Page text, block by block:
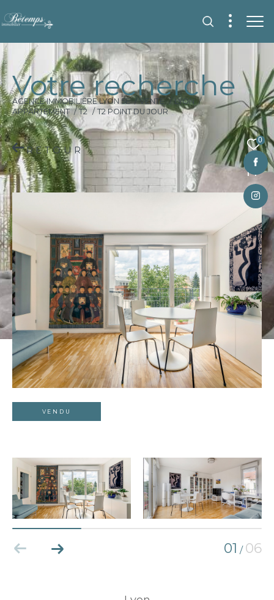
Fr
0
Votre recherche
AGENCE IMMOBILIÈRE LYON 5E VENTE
LYON
APPARTEMENT
T2 T2 POINT DU JOUR
RETOUR
VENDU
01 / 06